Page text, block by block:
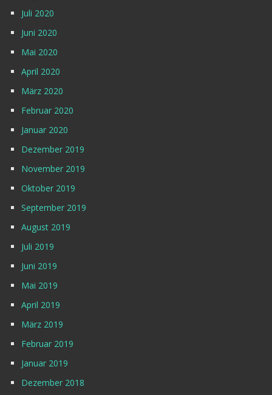
Juli 2020
Juni 2020
Mai 2020
April 2020
März 2020
Februar 2020
Januar 2020
Dezember 2019
November 2019
Oktober 2019
September 2019
August 2019
Juli 2019
Juni 2019
Mai 2019
April 2019
März 2019
Februar 2019
Januar 2019
Dezember 2018